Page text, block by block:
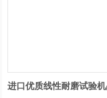
进口优质线性耐磨试验